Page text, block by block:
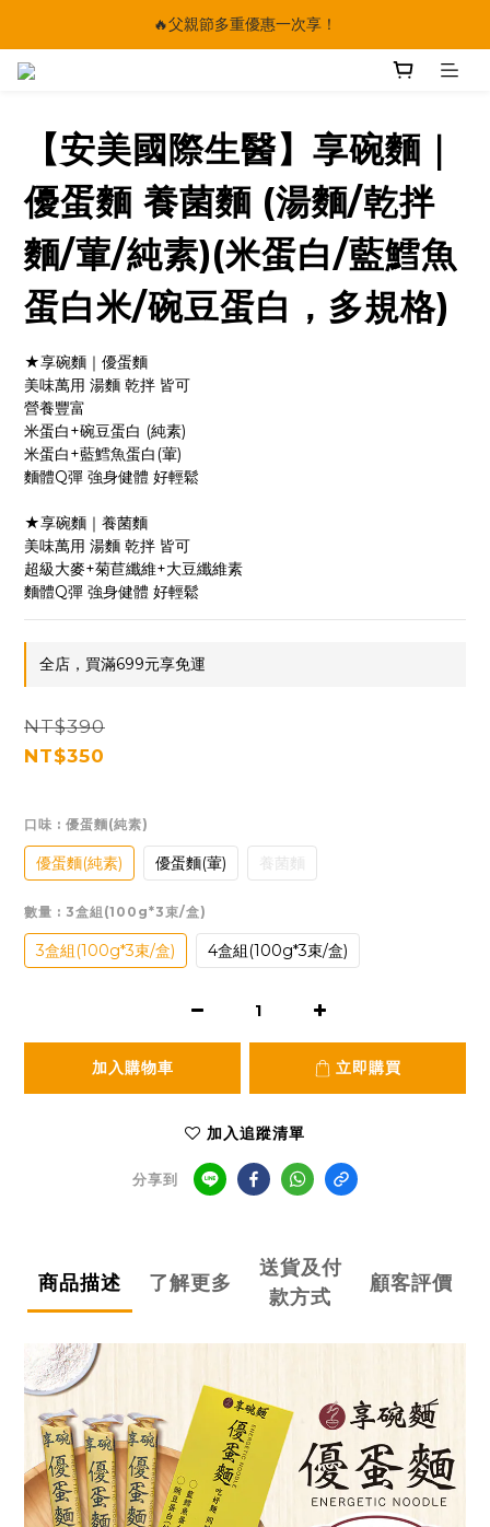
🔥父親節多重優惠一次享！
🔥父親節多重優惠一次享！
🔥父親節多重優惠一次享！
【安美國際生醫】享碗麵｜
優蛋麵 養菌麵 (湯麵/乾拌
麵/葷/純素)(米蛋白/藍鱈魚
蛋白米/碗豆蛋白，多規格)
★享碗麵｜優蛋麵
美味萬用 湯麵 乾拌 皆可
營養豐富
米蛋白+碗豆蛋白 (純素)
米蛋白+藍鱈魚蛋白(葷)
麵體Q彈 強身健體 好輕鬆
★享碗麵｜養菌麵
美味萬用 湯麵 乾拌 皆可
超級大麥+菊苣纖維+大豆纖維素
麵體Q彈 強身健體 好輕鬆
全店，買滿699元享免運
NT$390
NT$350
口味 : 優蛋麵(純素)
優蛋麵(純素) 優蛋麵(葷) 養菌麵
數量 : 3盒組(100g*3束/盒)
3盒組(100g*3束/盒) 4盒組(100g*3束/盒)
加入購物車 立即購買
加入追蹤清單
分享到
商品描述 了解更多
送貨及付
款方式
顧客評價